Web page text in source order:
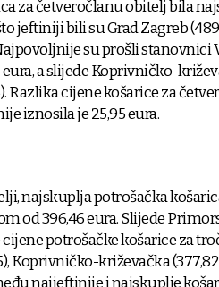
za četveročlanu obitelj bila
jeftiniji bili su Grad Zagreb
su prošli
a slijede Koprivničko-
Razlika cijene košarice za
iznosila je 25,95 eura.
najskuplja potrošačka
od 396,46 eura. Slijede
cijene potrošačke košarice za
Koprivničko-križevačka
najjeftinije i najskuplje